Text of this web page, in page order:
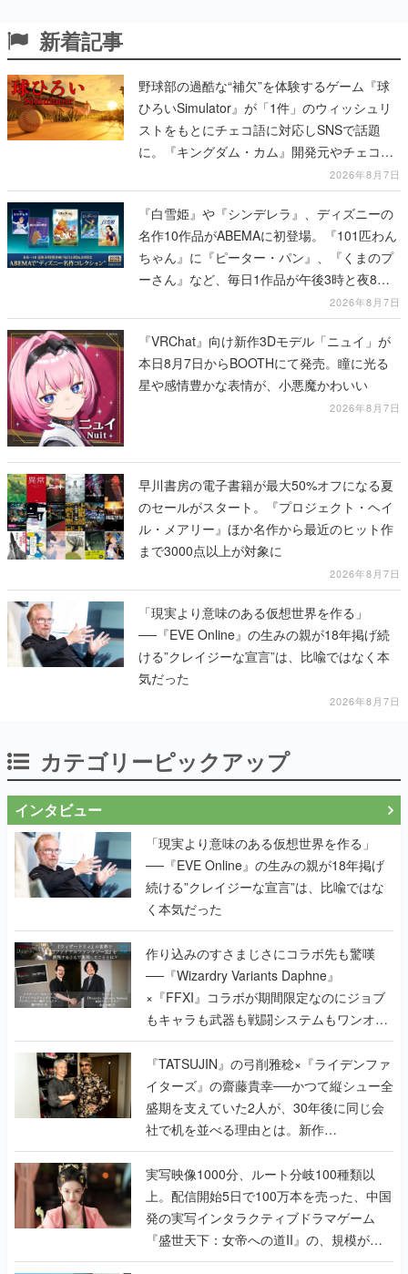
新着記事
野球部の過酷な“補欠”を体験するゲーム『球
ひろいSimulator』が「1件」のウィッシュリ
ストをもとにチェコ語に対応しSNSで話題
に。『キングダム・カム』開発元やチェコの
2026年8月7日
『白雪姫』や『シンデレラ』、ディズニーの
名作10作品がABEMAに初登場。『101匹わん
ちゃん』に『ピーター・パン』、『くまのプ
ーさん』など、毎日1作品が午後3時と夜8時
2026年8月7日
『VRChat』向け新作3Dモデル「ニュイ」が
本日8月7日からBOOTHにて発売。瞳に光る
星や感情豊かな表情が、小悪魔かわいい
2026年8月7日
早川書房の電子書籍が最大50%オフになる夏
のセールがスタート。『プロジェクト・ヘイ
ル・メアリー』ほか名作から最近のヒット作
まで3000点以上が対象に
2026年8月7日
「現実より意味のある仮想世界を作る」
──『EVE Online』の生みの親が18年掲げ続
ける”クレイジーな宣言”は、比喩ではなく本
気だった
2026年8月7日
カテゴリーピックアップ
インタビュー
「現実より意味のある仮想世界を作る」
──『EVE Online』の生みの親が18年掲げ
続ける”クレイジーな宣言”は、比喩ではな
く本気だった
作り込みのすさまじさにコラボ先も驚嘆
──『Wizardry Variants Daphne』
×『FFXI』コラボが期間限定なのにジョブ
もキャラも武器も戦闘システムもワンオフ
で作り込まれた理由を両ディレクターに聞
く
『TATSUJIN』の弓削雅稔×『ライデンファ
イターズ』の齋藤貴幸──かつて縦シュー全
盛期を支えていた2人が、30年後に同じ会
社で机を並べる理由とは。新作
『TATSUJIN EXTREME』で初タッグを組
んだレジェンド2人に訊く開発秘話
実写映像1000分、ルート分岐100種類以
上。配信開始5日で100万本を売った、中国
発の実写インタラクティブドラマゲーム
『盛世天下：女帝への道II』の、規模が違
うこだわりをプロデューサーに聞いた